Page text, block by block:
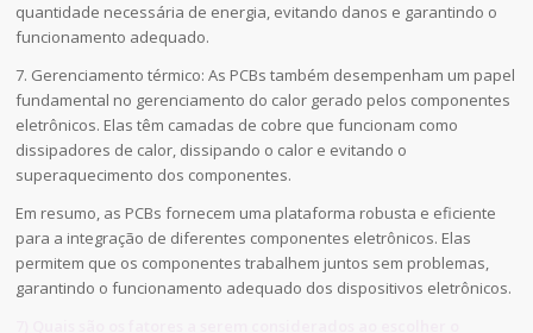
quantidade necessária de energia, evitando danos e garantindo o
funcionamento adequado.
7. Gerenciamento térmico: As PCBs também desempenham um papel
fundamental no gerenciamento do calor gerado pelos componentes
eletrônicos. Elas têm camadas de cobre que funcionam como
dissipadores de calor, dissipando o calor e evitando o
superaquecimento dos componentes.
Em resumo, as PCBs fornecem uma plataforma robusta e eficiente
para a integração de diferentes componentes eletrônicos. Elas
permitem que os componentes trabalhem juntos sem problemas,
garantindo o funcionamento adequado dos dispositivos eletrônicos.